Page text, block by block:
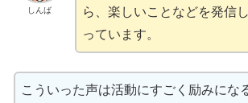
しんば
ら、楽しいことなどを発信
っています。
こういった声は活動にすごく励みにな